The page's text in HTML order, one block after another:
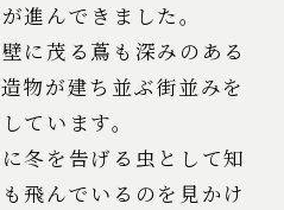
進んできました。
に茂る蔦も深みのある
物が建ち並ぶ街並みを
ています。
冬を告げる虫として知
飛んでいるのを見かけ